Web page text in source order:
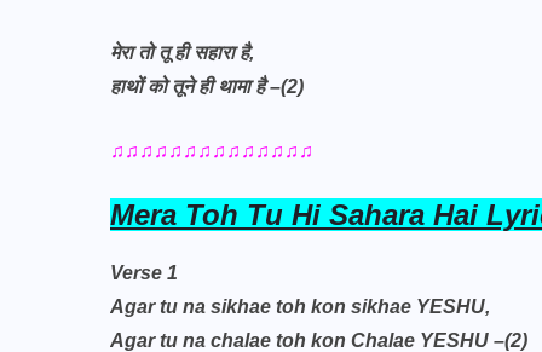
मेरा तो तू ही सहारा है,
हाथों को तूने ही थामा है –(2)
♫♫♫♫♫♫♫♫♫♫♫♫♫♫
Mera Toh Tu Hi Sahara Hai
Verse 1
Agar tu na sikhae toh kon sikhae YESHU,
Agar tu na chalae toh kon Chalae YESHU –(2)